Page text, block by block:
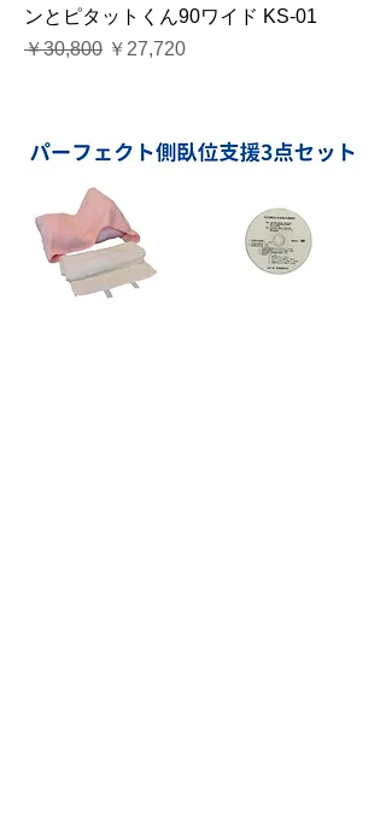
ンとピタットくん90ワイド KS-01
通常価格
￥30,800 セール価格
￥27,720